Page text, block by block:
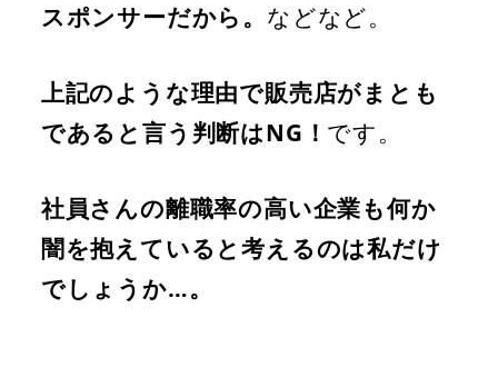
スポンサーだから。 などなど。
上記のような理由で販売店がまとも
であると言う判断はNG！ です。
社員さんの離職率の高い企業も何か
闇を抱えていると考えるのは私だけ
でしょうか…。